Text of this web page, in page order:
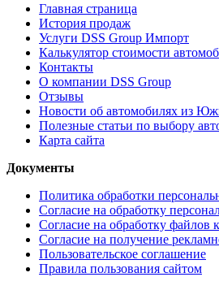
Главная страница
История продаж
Услуги DSS Group Импорт
Калькулятор стоимости
Контакты
О компании DSS Group
Отзывы
Новости об автомобилях из
Полезные статьи по выбору
Карта сайта
Документы
Политика обработки
Согласие на обработку
Согласие на обработку файлов
Согласие на получение
Пользовательское соглашение
Правила пользования сайтом